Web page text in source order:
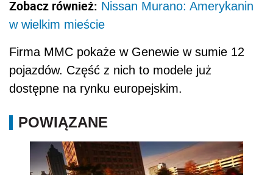
Zobacz również: Nissan Murano: Amerykanin
w wielkim mieście
Firma MMC pokaże w Genewie w sumie 12
pojazdów. Część z nich to modele już
dostępne na rynku europejskim.
POWIĄZANE